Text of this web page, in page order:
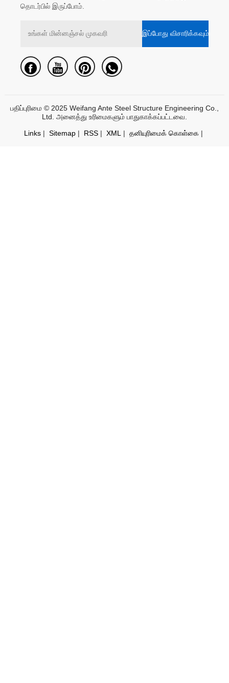
தொடர்பில் இருப்போம்.
பதிப்புரிமை © 2025 Weifang Ante Steel Structure Engineering Co.,
Ltd. அனைத்து உரிமைகளும் பாதுகாக்கப்பட்டவை.
Links | Sitemap | RSS | XML | தனியுரிமைக் கொள்கை |